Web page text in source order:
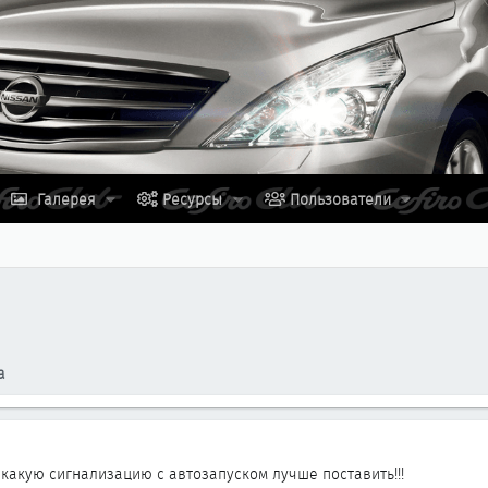
Галерея Ресурсы Пользователи
сигнализацию с автозапуском лучше поставить!!!